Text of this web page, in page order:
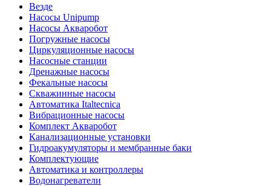
Везде
Насосы Unipump
Насосы Акваробот
Погружные насосы
Циркуляционные насосы
Насосные станции
Дренажные насосы
Фекальные насосы
Скважинные насосы
Автоматика Italtecnica
Вибрационные насосы
Комплект Акваробот
Канализационные установки
Гидроакумуляторы и мембранные баки
Комплектующие
Автоматика и контроллеры
Водонагреватели